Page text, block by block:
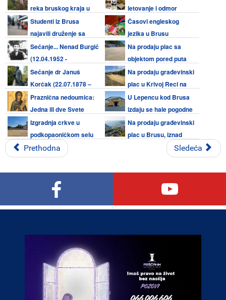
reka bruskog kraja u
subotu 08. avgusta 2026.
Studenti iz Brusa
najavili druženje sa
meštanima bruskog kraja 08.
avgusta
Sećanje... Nenad Burgić
(12.04.1952 -
07.08.1990)Sećanje dr Januš
Korčak (22.07.1878 –
07.08.1942.) - Zaštitnik i prijatelj
dece
Praznična nedoumica:
Jedna ili dve Svete
Petke (08. avgust i 27. oktobar)
Izgradnja crkve u
podkopaoničkom selu
Šošiće pri kraju, završetak za
sabor 29. avgusta
audio kasetaletovanje i odmor
Časovi engleskog
jezika u Brusu
Na prodaju plac sa
objektom pored puta
Kruševac - BrusNa prodaju građevinski
plac u Krivoj Reci na
KopaonikuU Lepencu kod Brusa
izdaju se hale pogodne
za razne delatnosti
Na prodaju građevinski
plac u Brusu, iznad
Prethodna Sledeća